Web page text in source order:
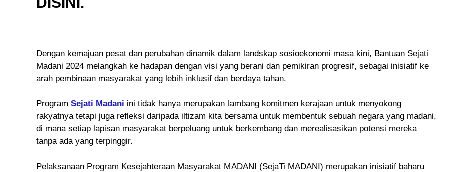
Dengan kemajuan pesat dan perubahan dinamik dalam landskap sosioekonomi masa kini, Bantuan Sejati
Madani 2024 melangkah ke hadapan dengan visi yang berani dan pemikiran progresif, sebagai inisiatif ke
arah pembinaan masyarakat yang lebih inklusif dan berdaya tahan.
Program Sejati Madani ini tidak hanya merupakan lambang komitmen kerajaan untuk menyokong
rakyatnya tetapi juga refleksi daripada iltizam kita bersama untuk membentuk sebuah negara yang madani,
di mana setiap lapisan masyarakat berpeluang untuk berkembang dan merealisasikan potensi mereka
tanpa ada yang terpinggir.
Pelaksanaan Program Kesejahteraan Masyarakat MADANI (SejaTi MADANI) merupakan inisiatif baharu